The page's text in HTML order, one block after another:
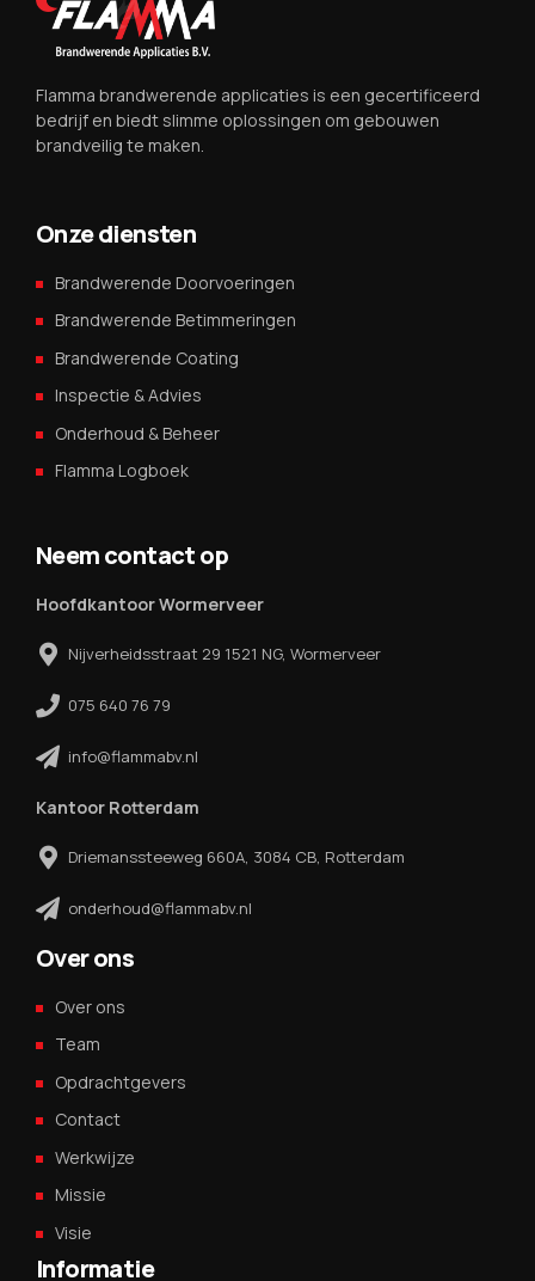
Flamma brandwerende applicaties is een gecertificeerd
bedrijf en biedt slimme oplossingen om gebouwen
brandveilig te maken.
Onze diensten
Brandwerende Doorvoeringen
Brandwerende Betimmeringen
Brandwerende Coating
Inspectie & Advies
Onderhoud & Beheer
Flamma Logboek
Neem contact op
Hoofdkantoor Wormerveer
Nijverheidsstraat 29 1521 NG, Wormerveer
075 640 76 79
info@flammabv.nl
Kantoor Rotterdam
Driemanssteeweg 660A, 3084 CB, Rotterdam
onderhoud@flammabv.nl
Over ons
Over ons
Team
Opdrachtgevers
Contact
Werkwijze
Missie
Visie
Informatie